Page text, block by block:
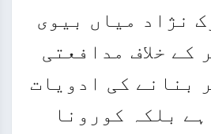
نژاد میاں بیوی
کے خلاف مدافعتی
بنانے کی ادویات
بلکہ کورونا